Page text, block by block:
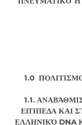
1.0
1.1.
ΕΠΊΠΕΔΑ ΚΑΙ
ΕΛΛΗΝΙΚΌ DNA